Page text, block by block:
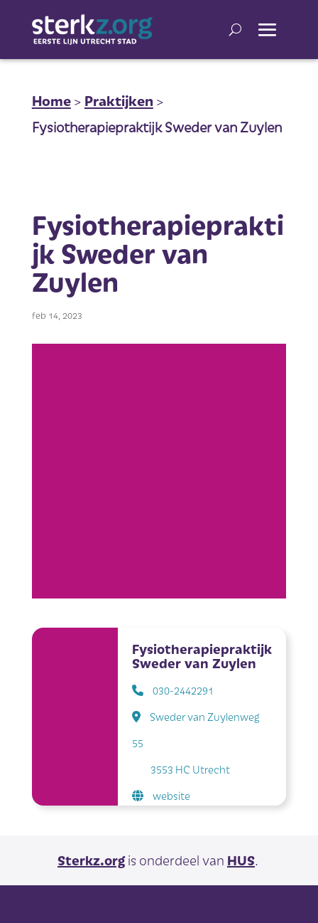
Home> Praktijken >
Fysiotherapiepraktijk Sweder van Zuylen
Fysiotherapieprakti
jk Sweder van
Zuylen
feb 14, 2023
Fysiotherapiepraktijk
Sweder van Zuylen
030-2442291
Sweder van Zuylenweg
55
3553 HC Utrecht
website
Sterkz.orgis onderdeel van HUS.